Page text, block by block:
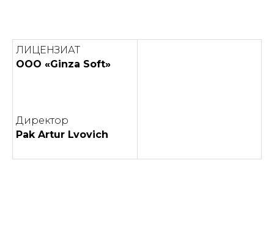
ЛИЦЕНЗИАТ
OOO «Ginza Soft»
Директор
Pak Artur Lvovich